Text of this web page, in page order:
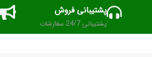
پشتیبانی فروش
پشتیبانی 24/7 سفارشات